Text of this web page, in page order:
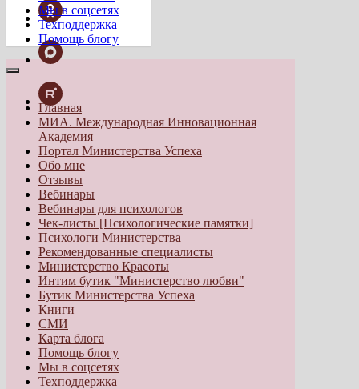
Мы в соцсетях
Техподдержка
Помощь блогу
Главная
МИА. Международная Инновационная
Академия
Портал Министерства Успеха
Обо мне
Отзывы
Вебинары
Вебинары для психологов
Чек-листы [Психологические памятки]
Психологи Министерства
Рекомендованные специалисты
Министерство Красоты
Интим бутик "Министерство любви"
Бутик Министерства Успеха
Книги
СМИ
Карта блога
Помощь блогу
Мы в соцсетях
Техподдержка